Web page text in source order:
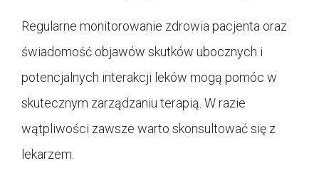
Regularne monitorowanie zdrowia pacjenta oraz
świadomość objawów skutków ubocznych i
potencjalnych interakcji leków mogą pomóc w
skutecznym zarządzaniu terapią. W razie
wątpliwości zawsze warto skonsultować się z
lekarzem.